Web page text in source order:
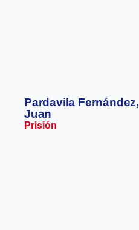
Pardavila Fernández,
Juan
Prisión